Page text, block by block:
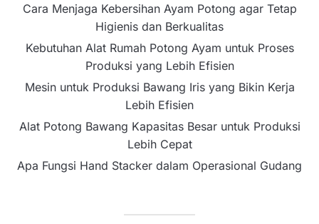
Cara Menjaga Kebersihan Ayam Potong agar Tetap
Higienis dan Berkualitas
Kebutuhan Alat Rumah Potong Ayam untuk Proses
Produksi yang Lebih Efisien
Mesin untuk Produksi Bawang Iris yang Bikin Kerja
Lebih Efisien
Alat Potong Bawang Kapasitas Besar untuk Produksi
Lebih Cepat
Apa Fungsi Hand Stacker dalam Operasional Gudang